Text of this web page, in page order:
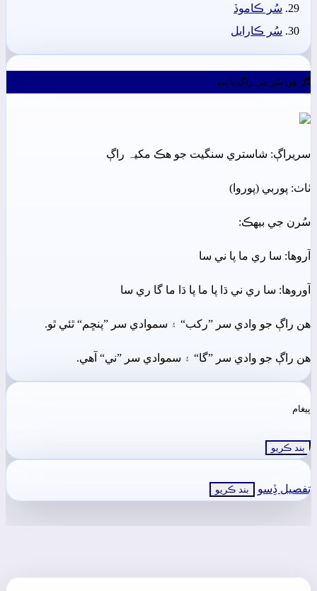
سُر ڪاموڏ
سُر ڪارايل
ھِن سُر جي راڳ بابت
سريراڳ: شاستري سنگيت جو ھڪ مکيہ راڳ
ٺاٺ: پوربي (پوروا)
سُرن جي بيھڪ:
آروھا: سا ري ما پا ني سا
آوروھا: سا ري ني ڌا پا ما پا ڌا ما گا ري سا
ھن راڳ جو وادي سر ”رکب“ ۽ سموادي سر ”پنڇم“ ٿئي ٿو.
ھن راڳ جو وادي سر ”گا“ ۽ سموادي سر ”ني“ آھي.
پيغام
بند ڪريو
تفصيل ڏِسو بند ڪريو